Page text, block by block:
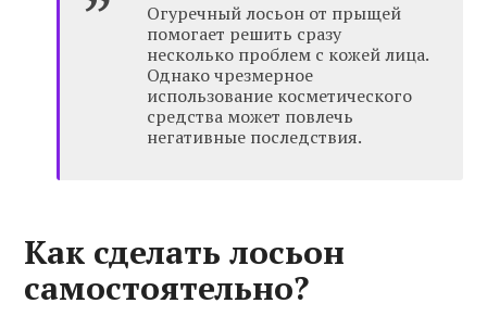
Огуречный лосьон от прыщей
помогает решить сразу
несколько проблем с кожей лица.
Однако чрезмерное
использование косметического
средства может повлечь
негативные последствия.
Как сделать лосьон
самостоятельно?